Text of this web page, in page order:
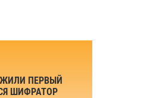
ПЕРВЫЙ
ШИФРАТОР